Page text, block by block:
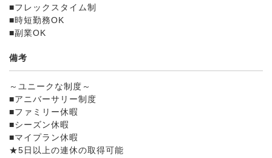
■フレックスタイム制
■時短勤務OK
■副業OK
備考
～ユニークな制度～
■アニバーサリー制度
■ファミリー休暇
■シーズン休暇
■マイプラン休暇
★5日以上の連休の取得可能